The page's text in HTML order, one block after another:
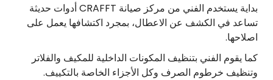
بداية يستخدم الفني من مركز صيانة CRAFFT أدوات حديثة
تساعد في الكشف عن الاعطال، بمجرد اكتشافها يعمل على
اصلاحها.
كما يقوم الفني بتنظيف المكونات الداخلية للمكيف والفلاتر
وتنظيف خرطوم الصرف وكل الأجزاء الخاصة بالتكييف.